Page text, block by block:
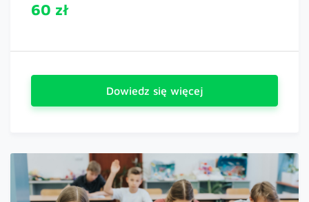
60 zł
Dowiedz się więcej